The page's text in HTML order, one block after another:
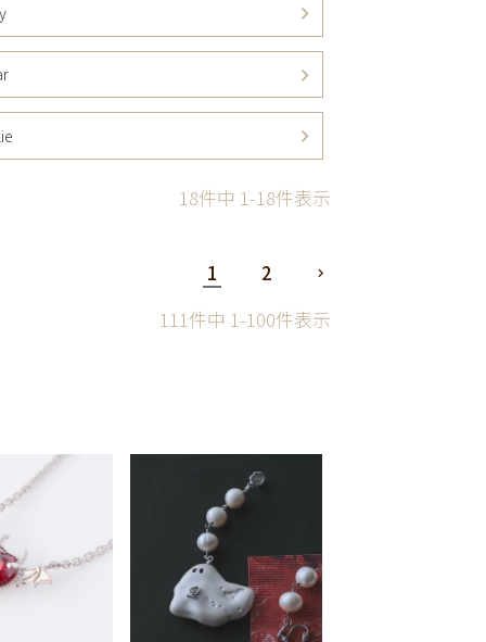
18件中 1-18件表示
111件中 1-100件表示
1 2